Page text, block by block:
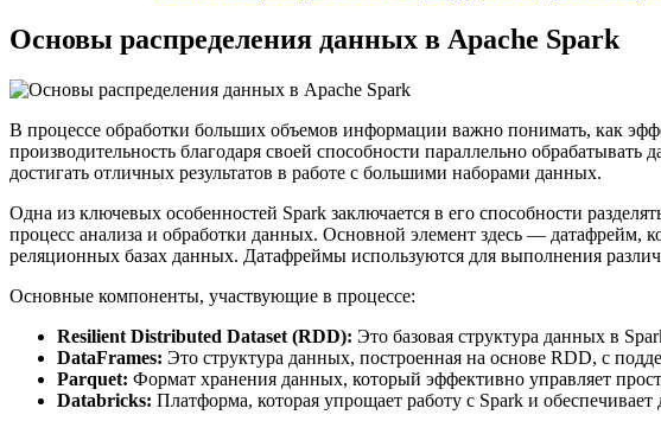
Основы распределения данных в Apache Spark
В процессе обработки больших объемов информации важно понимать, как
производительность благодаря своей способности параллельно
достигать отличных результатов в работе с большими наборами данных.
Одна из ключевых особенностей Spark заключается в его способности
процесс анализа и обработки данных. Основной элемент здесь — датафрейм,
реляционных базах данных. Датафреймы используются для выполнения
Основные компоненты, участвующие в процессе:
Resilient Distributed Dataset (RDD): Это базовая структура данных в
DataFrames: Это структура данных, построенная на основе RDD, с
Parquet: Формат хранения данных, который эффективно управляет
Databricks: Платформа, которая упрощает работу с Spark и